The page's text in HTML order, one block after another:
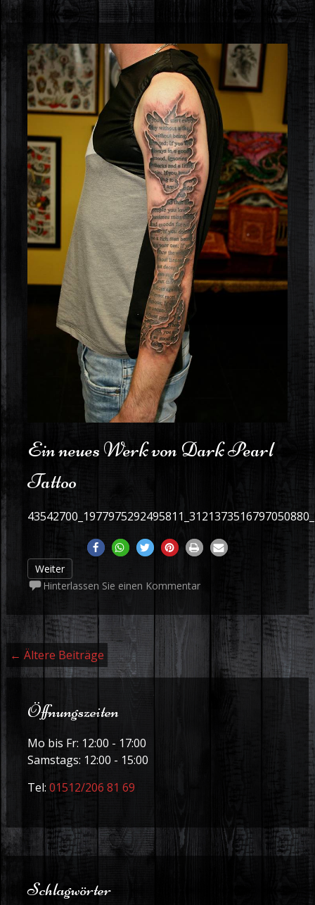
Ein neues Werk von Dark Pearl
Tattoo
Weiter
Hinterlassen Sie einen Kommentar
Beiträge Navigation
← Ältere Beiträge
Öffnungszeiten
Mo bis Fr: 12:00 - 17:00
Samstags: 12:00 - 15:00
Tel: 01512/206 81 69
Schlagwörter